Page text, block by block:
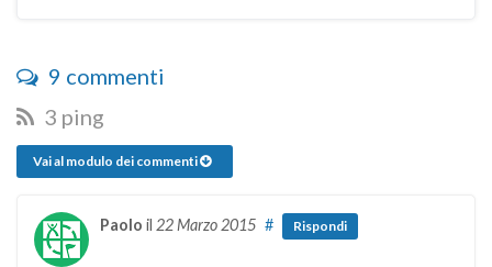
9 commenti
3 ping
Vai al modulo dei commenti
Paolo il 22 Marzo 2015 # Rispondi